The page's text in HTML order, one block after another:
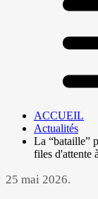
ACCUEIL
Actualités
La “bataille”
files d'attente
25 mai 2026.